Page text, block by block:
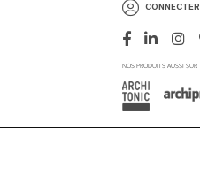
CONNECTER
NOS PRODUITS AUSSI SUR